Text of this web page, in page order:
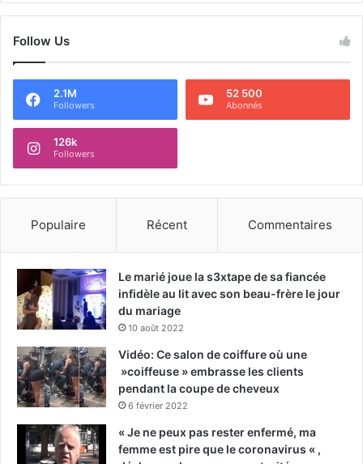
Follow Us
2.1M
Followers
52 500
Abonnés
126k
Followers
Populaire Récent Commentaires
Le marié joue la s3xtape de sa fiancée
infidèle au lit avec son beau-frère le jour
du mariage
10 août 2022
Vidéo: Ce salon de coiffure où une
»coiffeuse » embrasse les clients
pendant la coupe de cheveux
6 février 2022
« Je ne peux pas rester enfermé, ma
femme est pire que le coronavirus « ,